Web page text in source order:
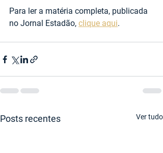
Para ler a matéria completa, publicada
no Jornal Estadão, clique aqui.
Posts recentes Ver tudo